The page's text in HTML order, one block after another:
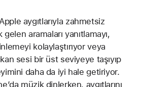
aygıtlarıyla zahmetsiz
aramaları yanıtlamayı,
kolaylaştırıyor veya
sesi bir üst seviyeye taşıyıp
daha da iyi hale getiriyor.
müzik dinlerken, aygıtlarını